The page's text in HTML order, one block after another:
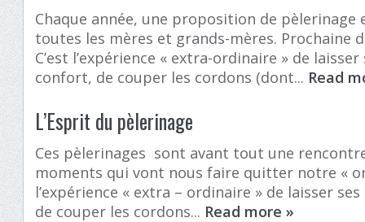
Chaque année, une proposition de
toutes les mères et grands-mères. Prochaine
C’est l’expérience « extra-ordinaire » de
confort, de couper les cordons (dont... Read
L’Esprit du pèlerinage
Ces pèlerinages sont avant tout une
moments qui vont nous faire quitter notre «
l’expérience « extra – ordinaire » de laisser
de couper les cordons... Read more»